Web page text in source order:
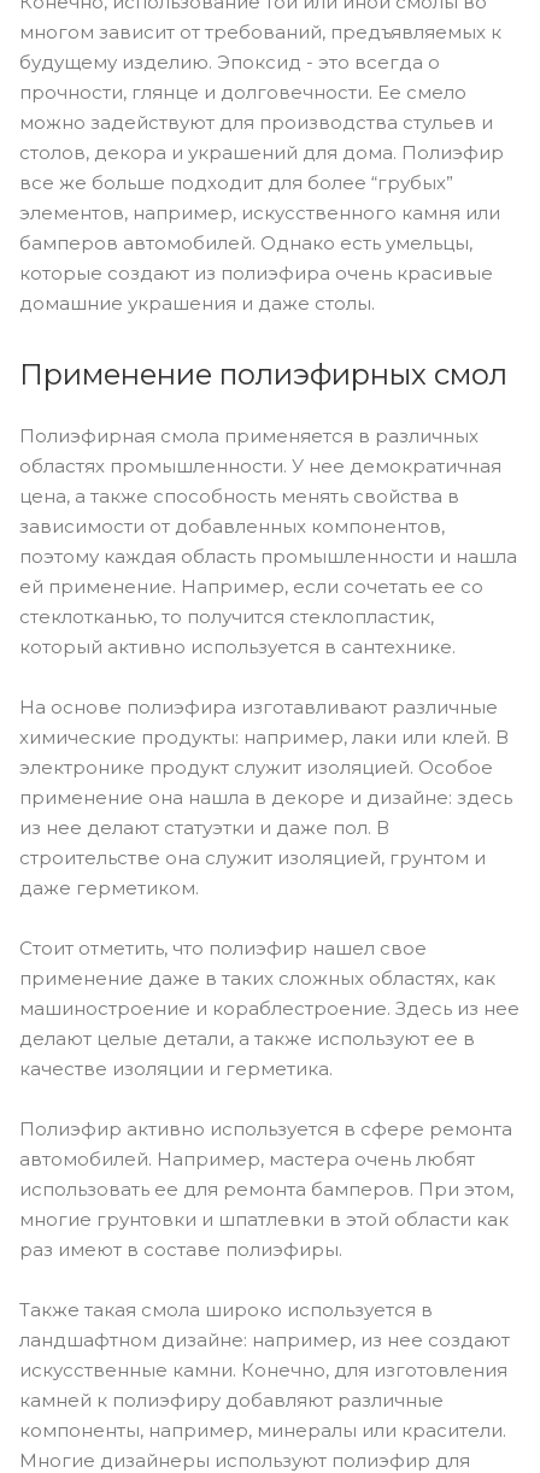
многом зависит от требований, предъявляемых к
будущему изделию. Эпоксид - это всегда о
прочности, глянце и долговечности. Ее смело
можно задействуют для производства стульев и
столов, декора и украшений для дома. Полиэфир
все же больше подходит для более “грубых”
элементов, например, искусственного камня или
бамперов автомобилей. Однако есть умельцы,
которые создают из полиэфира очень красивые
домашние украшения и даже столы.
Применение полиэфирных смол
Полиэфирная смола применяется в различных
областях промышленности. У нее демократичная
цена, а также способность менять свойства в
зависимости от добавленных компонентов,
поэтому каждая область промышленности и нашла
ей применение. Например, если сочетать ее со
стеклотканью, то получится стеклопластик,
который активно используется в сантехнике.
На основе полиэфира изготавливают различные
химические продукты: например, лаки или клей. В
электронике продукт служит изоляцией. Особое
применение она нашла в декоре и дизайне: здесь
из нее делают статуэтки и даже пол. В
строительстве она служит изоляцией, грунтом и
даже герметиком.
Стоит отметить, что полиэфир нашел свое
применение даже в таких сложных областях, как
машиностроение и кораблестроение. Здесь из нее
делают целые детали, а также используют ее в
качестве изоляции и герметика.
Полиэфир активно используется в сфере ремонта
автомобилей. Например, мастера очень любят
использовать ее для ремонта бамперов. При этом,
многие грунтовки и шпатлевки в этой области как
раз имеют в составе полиэфиры.
Также такая смола широко используется в
ландшафтном дизайне: например, из нее создают
искусственные камни. Конечно, для изготовления
камней к полиэфиру добавляют различные
компоненты, например, минералы или красители.
Многие дизайнеры используют полиэфир для